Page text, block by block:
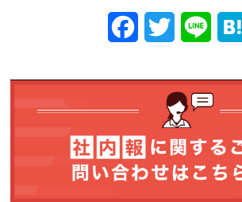
FacebookTwitter Line